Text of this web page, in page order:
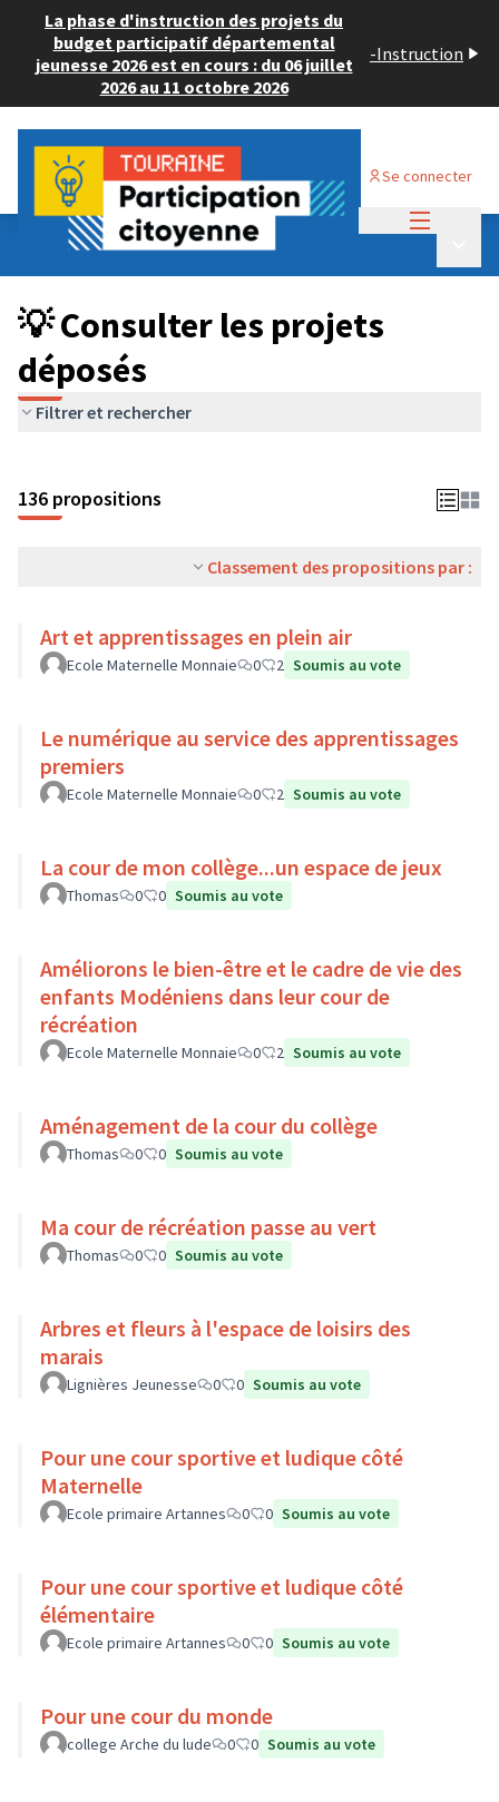
La phase d'instruction des projets du
budget participatif départemental
jeunesse 2026 est en cours : du 06 juillet
2026 au 11 octobre 2026
-Instruction
Se connecter
Budget Participatif JEUNESSE 2024
💡 Consulter les projets déposés
💡 Consulter les projets
déposés
Filtrer et rechercher
136 propositions
Classement des propositions par :
Art et apprentissages en plein air
Ecole Maternelle Monnaie 0 2 Soumis au vote
Le numérique au service des apprentissages
premiers
Ecole Maternelle Monnaie 0 2 Soumis au vote
La cour de mon collège...un espace de jeux
Thomas 0 0 Soumis au vote
Améliorons le bien-être et le cadre de vie des
enfants Modéniens dans leur cour de
récréation
Ecole Maternelle Monnaie 0 2 Soumis au vote
Aménagement de la cour du collège
Thomas 0 0 Soumis au vote
Ma cour de récréation passe au vert
Thomas 0 0 Soumis au vote
Arbres et fleurs à l'espace de loisirs des
marais
Lignières Jeunesse 0 0 Soumis au vote
Pour une cour sportive et ludique côté
Maternelle
Ecole primaire Artannes 0 0 Soumis au vote
Pour une cour sportive et ludique côté
élémentaire
Ecole primaire Artannes 0 0 Soumis au vote
Pour une cour du monde
college Arche du lude 0 0 Soumis au vote